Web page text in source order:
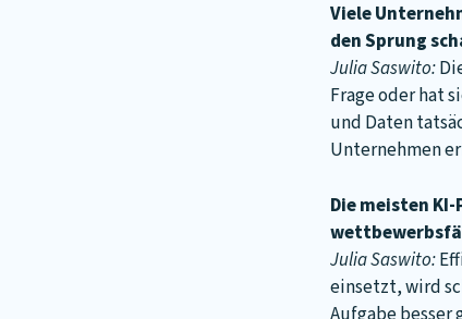
Viele
den Sprung
Julia Saswito:
Frage oder hat
und Daten
Unternehmen
Die meisten
Julia Saswito:
einsetzt, wird